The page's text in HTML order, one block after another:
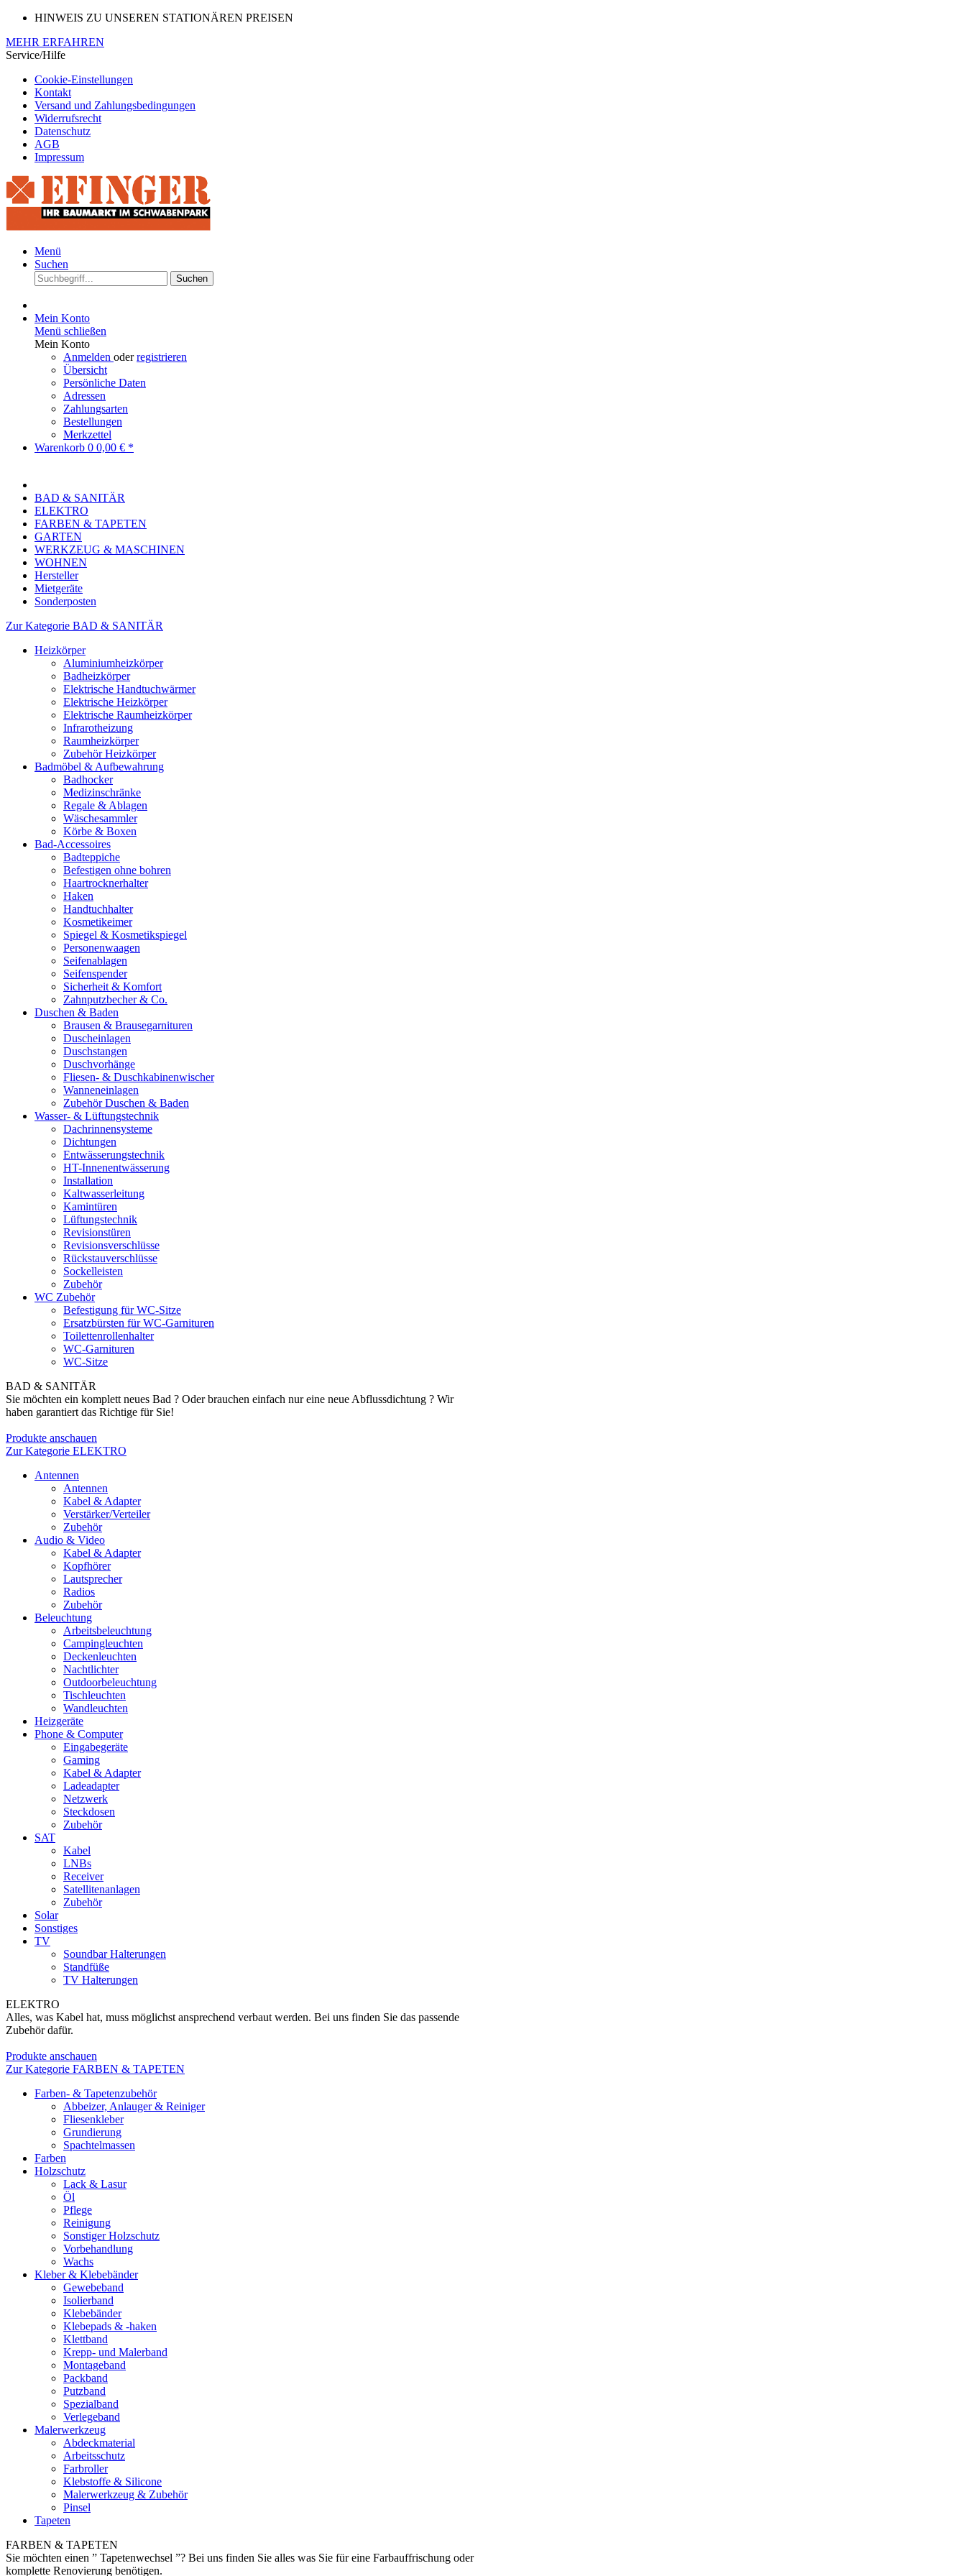
HINWEIS ZU UNSEREN STATIONÄREN PREISEN
MEHR ERFAHREN
Service/Hilfe
Cookie-Einstellungen
Kontakt
Versand und Zahlungsbedingungen
Widerrufsrecht
Datenschutz
AGB
Impressum
Menü
Suchen
Suchen
Mein Konto
Menü schließen
Mein Konto
Anmelden oderregistrieren
Übersicht
Persönliche Daten
Adressen
Zahlungsarten
Bestellungen
Merkzettel
Warenkorb 0 0,00 € *
BAD & SANITÄR
ELEKTRO
FARBEN & TAPETEN
GARTEN
WERKZEUG & MASCHINEN
WOHNEN
Hersteller
Mietgeräte
Sonderposten
Zur Kategorie BAD & SANITÄR
Heizkörper
Aluminiumheizkörper
Badheizkörper
Elektrische Handtuchwärmer
Elektrische Heizkörper
Elektrische Raumheizkörper
Infrarotheizung
Raumheizkörper
Zubehör Heizkörper
Badmöbel & Aufbewahrung
Badhocker
Medizinschränke
Regale & Ablagen
Wäschesammler
Körbe & Boxen
Bad-Accessoires
Badteppiche
Befestigen ohne bohren
Haartrocknerhalter
Haken
Handtuchhalter
Kosmetikeimer
Spiegel & Kosmetikspiegel
Personenwaagen
Seifenablagen
Seifenspender
Sicherheit & Komfort
Zahnputzbecher & Co.
Duschen & Baden
Brausen & Brausegarnituren
Duscheinlagen
Duschstangen
Duschvorhänge
Fliesen- & Duschkabinenwischer
Wanneneinlagen
Zubehör Duschen & Baden
Wasser- & Lüftungstechnik
Dachrinnensysteme
Dichtungen
Entwässerungstechnik
HT-Innenentwässerung
Installation
Kaltwasserleitung
Kamintüren
Lüftungstechnik
Revisionstüren
Revisionsverschlüsse
Rückstauverschlüsse
Sockelleisten
Zubehör
WC Zubehör
Befestigung für WC-Sitze
Ersatzbürsten für WC-Garnituren
Toilettenrollenhalter
WC-Garnituren
WC-Sitze
BAD & SANITÄR
Sie möchten ein komplett neues Bad ? Oder brauchen einfach nur eine neue Abflussdichtung ? Wir
haben garantiert das Richtige für Sie!
Produkte anschauen
Zur Kategorie ELEKTRO
Antennen
Antennen
Kabel & Adapter
Verstärker/Verteiler
Zubehör
Audio & Video
Kabel & Adapter
Kopfhörer
Lautsprecher
Radios
Zubehör
Beleuchtung
Arbeitsbeleuchtung
Campingleuchten
Deckenleuchten
Nachtlichter
Outdoorbeleuchtung
Tischleuchten
Wandleuchten
Heizgeräte
Phone & Computer
Eingabegeräte
Gaming
Kabel & Adapter
Ladeadapter
Netzwerk
Steckdosen
Zubehör
SAT
Kabel
LNBs
Receiver
Satellitenanlagen
Zubehör
Solar
Sonstiges
TV
Soundbar Halterungen
Standfüße
TV Halterungen
ELEKTRO
Alles, was Kabel hat, muss möglichst ansprechend verbaut werden. Bei uns finden Sie das passende
Zubehör dafür.
Produkte anschauen
Zur Kategorie FARBEN & TAPETEN
Farben- & Tapetenzubehör
Abbeizer, Anlauger & Reiniger
Fliesenkleber
Grundierung
Spachtelmassen
Farben
Holzschutz
Lack & Lasur
Öl
Pflege
Reinigung
Sonstiger Holzschutz
Vorbehandlung
Wachs
Kleber & Klebebänder
Gewebeband
Isolierband
Klebebänder
Klebepads & -haken
Klettband
Krepp- und Malerband
Montageband
Packband
Putzband
Spezialband
Verlegeband
Malerwerkzeug
Abdeckmaterial
Arbeitsschutz
Farbroller
Klebstoffe & Silicone
Malerwerkzeug & Zubehör
Pinsel
Tapeten
FARBEN & TAPETEN
Sie möchten einen ” Tapetenwechsel ”? Bei uns finden Sie alles was Sie für eine Farbauffrischung oder
komplette Renovierung benötigen.